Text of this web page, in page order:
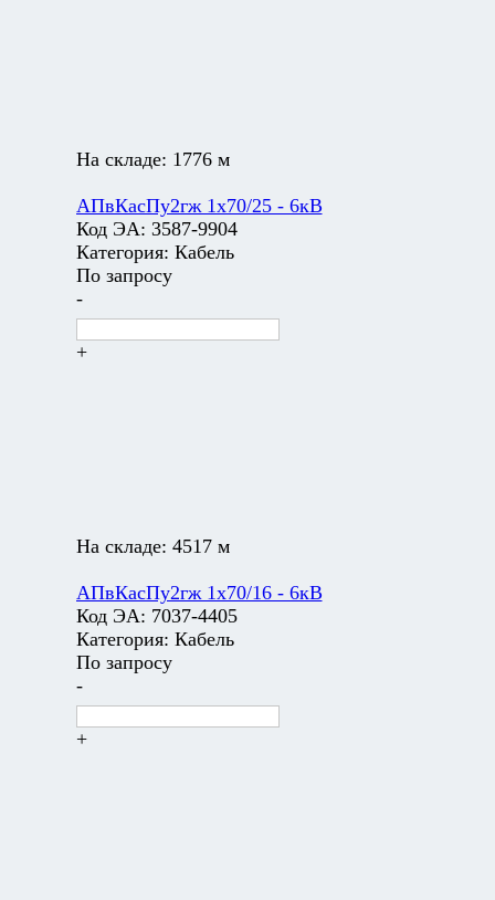
На складе: 1776 м
АПвКасПу2гж 1х70/25 - 6кВ
Код ЭА: 3587-9904
Категория: Кабель
По запросу
-
+
На складе: 4517 м
АПвКасПу2гж 1х70/16 - 6кВ
Код ЭА: 7037-4405
Категория: Кабель
По запросу
-
+